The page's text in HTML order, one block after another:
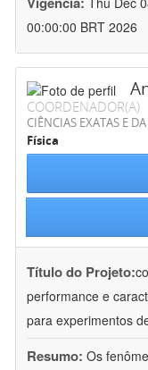
00:00:00 BRT 2026
COORDENADOR(A)
CIÊNCIAS EXATAS E
Física
Título do Projeto:
performance e
para experimentos
Resumo: Os